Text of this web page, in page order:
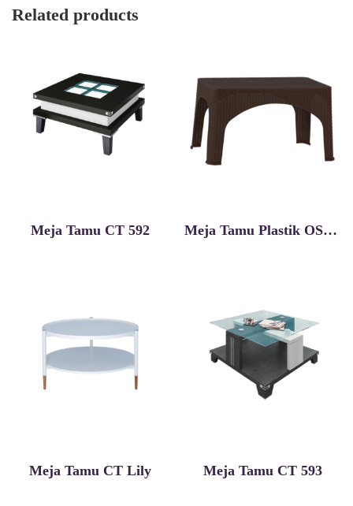
Related products
Meja Tamu CT 592 Meja Tamu Plastik OSTW
Meja Tamu CT Lily Meja Tamu CT 593